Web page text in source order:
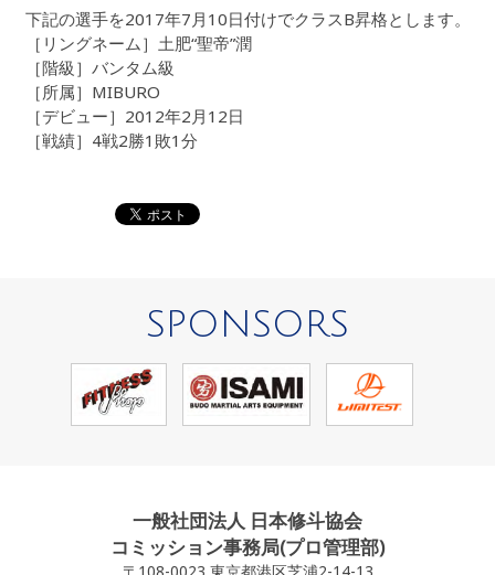
下記の選手を2017年7月10日付けでクラスB昇格とします。
［リングネーム］土肥“聖帝”潤
［階級］バンタム級
［所属］MIBURO
［デビュー］2012年2月12日
［戦績］4戦2勝1敗1分
SPONSORS
一般社団法人 日本修斗協会
コミッション事務局(プロ管理部)